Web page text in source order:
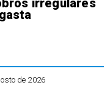
irregulares
de 2026